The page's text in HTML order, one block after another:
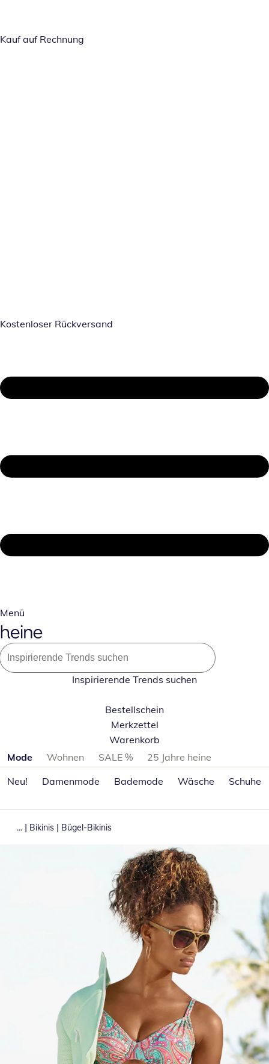
Kauf auf Rechnung
Kostenloser Rückversand
Menü
Inspirierende Trends suchen
Bestellschein
Merkzettel
Warenkorb
Produktkategorien überspringen
Mode Wohnen SALE %
25 Jahre heine
Neu!
Damenmode Bademode Wäsche Schuhe
... | Bikinis | Bügel-Bikinis